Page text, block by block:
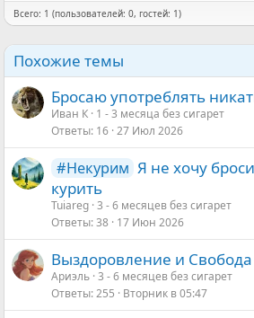
Всего: 1 (пользователей: 0, гостей: 1)
Похожие темы
Бросаю употреблять
Иван К 1 - 3 месяца без сигарет
Ответы 16 27 Июл 2026
#Некурим Я не хочу
курить
Tuiareg 3 - 6 месяцев без сигарет
Ответы 38 17 Июн 2026
Выздоровление и Свобода
Ариэль 3 - 6 месяцев без сигарет
Ответы 255 Вторник в 05:47